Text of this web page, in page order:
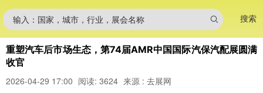
输入：国家，城市，行业，展会名称 搜索
重塑汽车后市场生态，第74届AMR中国国际汽保汽配展圆满
收官
2026-04-29 17:00 阅读: 3624 来源 : 去展网